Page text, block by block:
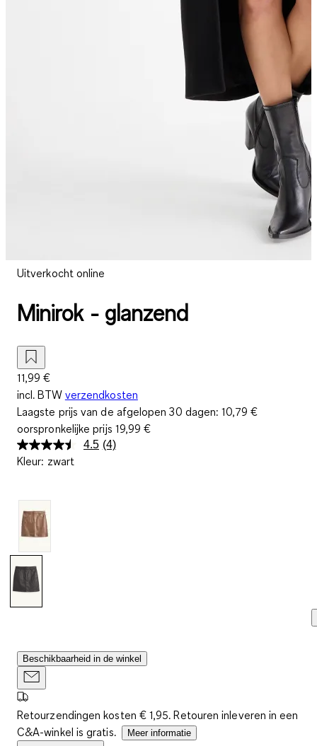
Uitverkocht online
Minirok - glanzend
11,99 €
incl. BTW verzendkosten
Laagste prijs van de afgelopen 30 dagen:10,79 €
oorspronkelijke prijs 19,99 €
4.5 Lees
(4)
Kleur: zwart
Beschikbaarheid in de winkel
Retourzendingen kosten € 1,95. Retouren inleveren in een
C&A-winkel is gratis.
Meer informatie